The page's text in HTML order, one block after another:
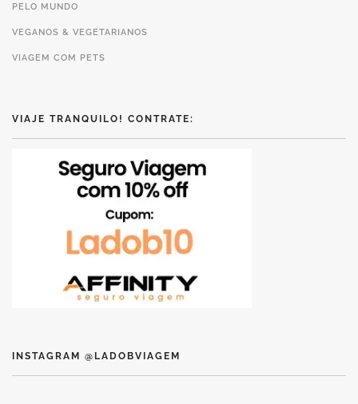
PELO MUNDO
VEGANOS & VEGETARIANOS
VIAGEM COM PETS
VIAJE TRANQUILO! CONTRATE:
INSTAGRAM @LADOBVIAGEM